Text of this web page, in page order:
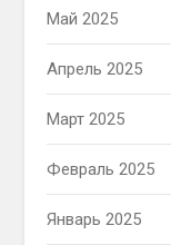
Май 2025
Апрель 2025
Март 2025
Февраль 2025
Январь 2025